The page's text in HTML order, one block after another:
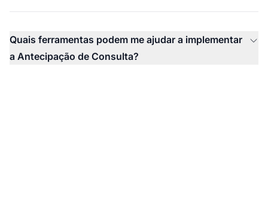
Quais ferramentas podem me ajudar a implementar
a Antecipação de Consulta?